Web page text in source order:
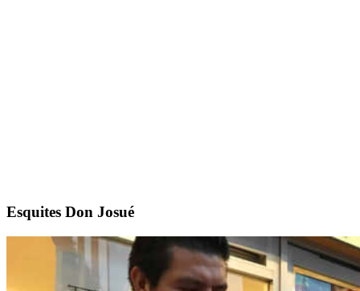
Esquites Don Josué